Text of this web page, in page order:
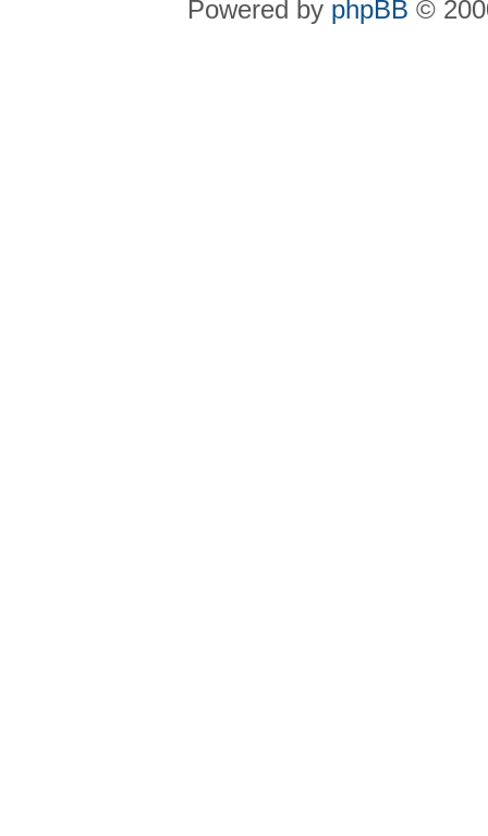
Powered by phpBB ©